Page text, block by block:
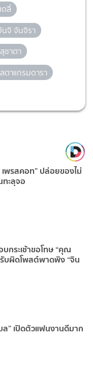
ดลี่
จิ จันจิรา
ชาตา
ตาแกรมดารา
เพรสคอท” ปล่อยของไม่
ะลุจอ
กระเช้าขอโทษ “คุณ
บผิดโพสต์พาดพิง “จิน
ล” เปิดตัวแฟนงานดีมาก